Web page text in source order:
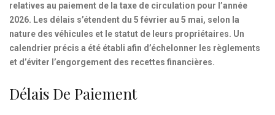
relatives au paiement de la taxe de circulation pour l’année
2026. Les délais s’étendent du 5 février au 5 mai, selon la
nature des véhicules et le statut de leurs propriétaires. Un
calendrier précis a été établi afin d’échelonner les règlements
et d’éviter l’engorgement des recettes financières.
Délais De Paiement